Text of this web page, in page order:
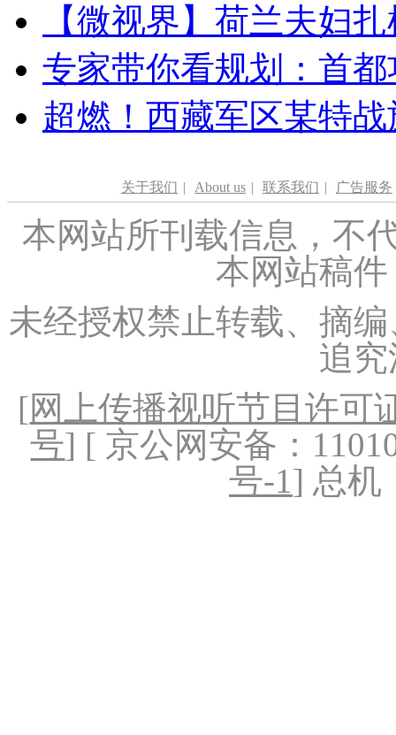
【微视界】荷兰夫妇
专家带你看规划：首
超燃！西藏军区某特
关于我们 | About us | 联系我们 | 广告服务
本网站所刊载信息，不
本网站稿
未经授权禁止转载、摘
追
[网上传播视听节目许可
号] [ 京公网安备：
号-1] 总机